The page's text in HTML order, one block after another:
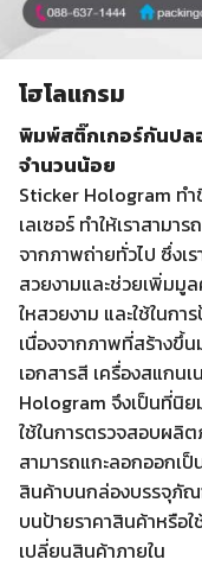
โฮโลแกรม
พิมพ์สติ๊กเกอร์กันปล
จำนวนน้อย
Sticker Hologram ท
เลเซอร์ ทำให้เราสาม
จากภาพถ่ายทั่วไป ซึ่งเ
สวยงามและช่วยเพิ่ม
ใหสวยงาม และใช้ในก
เนื่องจากภาพที่สร้างขึ้
เอกสารสี เครื่องสแกน
Hologram จึงเป็นที่นิย
ใช้ในการตรวจสอบผ
สามารถแกะลอกออกเ
สินค้าบนกล่องบรรจุภัณ
บนป้ายราคาสินค้าหรือ
เปลี่ยนสินค้าภายใน